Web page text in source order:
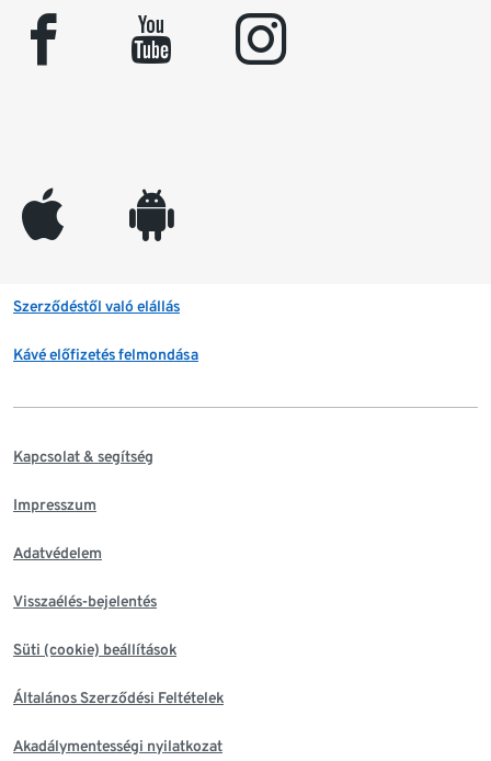
facebook youtube instagram
appleinc android
Szerződéstől való elállás
Kávé előfizetés felmondása
Kapcsolat & segítség
Impresszum
Adatvédelem
Visszaélés-bejelentés
Süti (cookie) beállítások
Általános Szerződési Feltételek
Akadálymentességi nyilatkozat